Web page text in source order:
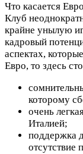
Что касается
Клуб
крайне унылую
кадровый
аспектах,
Евро, то здесь
которому
очень
Италией;
поддержка
отсутствие